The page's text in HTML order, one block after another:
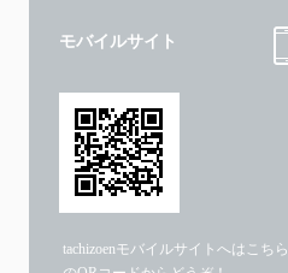
モバイルサイト
tachizoenモバイルサイトへはこちら